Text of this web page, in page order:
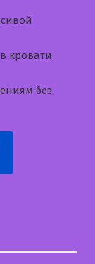
кровати.
без